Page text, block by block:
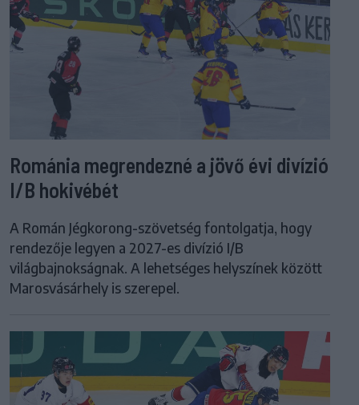
Románia megrendezné a jövő évi divízió
I/B hokivébét
A Román Jégkorong-szövetség fontolgatja, hogy
rendezője legyen a 2027-es divízió I/B
világbajnokságnak. A lehetséges helyszínek között
Marosvásárhely is szerepel.